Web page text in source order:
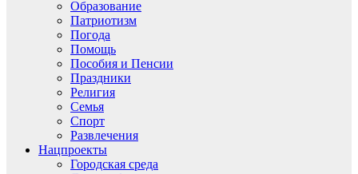
Образование
Патриотизм
Погода
Помощь
Пособия и Пенсии
Праздники
Религия
Семья
Спорт
Развлечения
Нацпроекты
Городская среда